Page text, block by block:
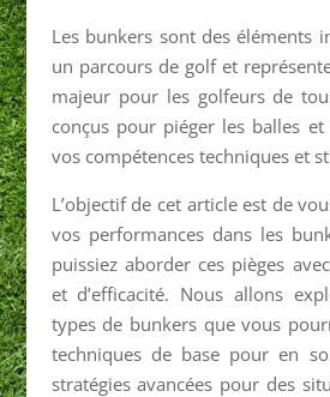
Les bunkers sont des éléments
un parcours de golf et
majeur pour les golfeurs de
conçus pour piéger les balles et
vos compétences techniques et
L’objectif de cet article est de
vos performances dans les
puissiez aborder ces pièges
et d’efficacité. Nous allons
types de bunkers que vous
techniques de base pour en
stratégies avancées pour des